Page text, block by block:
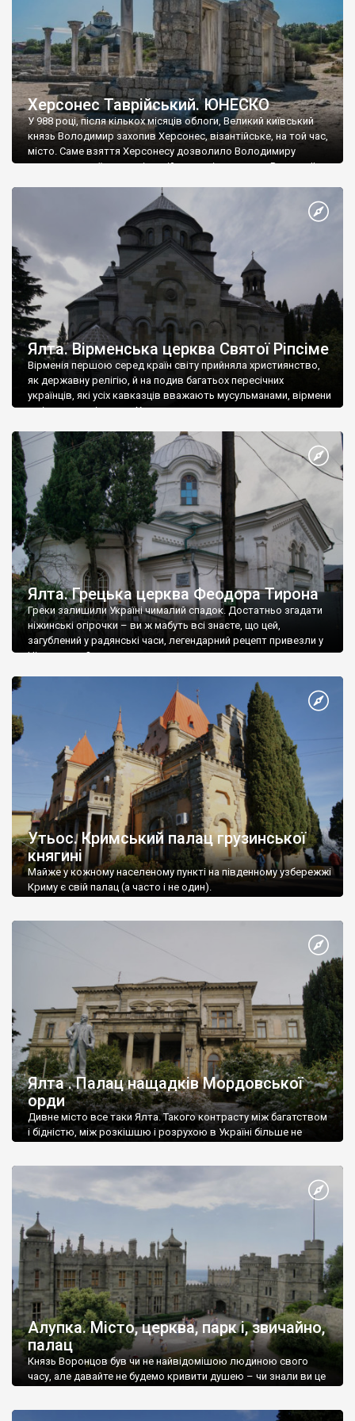
Херсонес Таврійський. ЮНЕСКО
У 988 році, після кількох місяців облоги, Великий київський
князь Володимир захопив Херсонес, візантійське, на той час,
місто. Саме взяття Херсонесу дозволило Володимиру
диктувати свої умови візантійському імператору Василю ІІ, та
Херсонесі Володимир-язичник, став Василем-християнином.
А потім було Хрещення Русі. На честь Херсонесу Таврійського
Ялта. Вірменська церква Святої Ріпсіме
Вірменія першою серед країн світу прийняла християнство,
як державну релігію, й на подив багатьох пересічних
українців, які усіх кавказців вважають мусульманами, вірмени
є відданими вірянами Христа
Ялта. Грецька церква Феодора Тирона
Греки залишили Україні чималий спадок. Достатньо згадати
ніжинські огірочки – ви ж мабуть всі знаєте, що цей,
загублений у радянські часи, легендарний рецепт привезли у
Ніжин греки?
Утьос. Кримський палац грузинської
княгині
Майже у кожному населеному пункті на південному узбережжі
Криму є свій палац (а часто і не один).
Ялта . Палац нащадків Мордовської
орди
Дивне місто все таки Ялта. Такого контрасту між багатством
і бідністю, між розкішшю і розрухою в Україні більше не
Алупка. Місто, церква, парк і, звичайно,
палац
Князь Воронцов був чи не найвідомішою людиною свого
часу, але давайте не будемо кривити душею – чи знали ви це